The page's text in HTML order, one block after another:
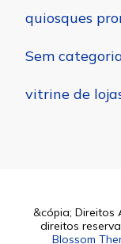
quiosques
Sem
vitrine de
&cópia; Direitos
direitos
Blossom